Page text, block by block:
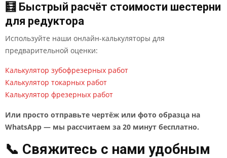
🧮 Быстрый расчёт стоимости шестерни
для редуктора
Используйте наши онлайн-калькуляторы для
предварительной оценки:
Калькулятор зубофрезерных работ
Калькулятор токарных работ
Калькулятор фрезерных работ
Или просто отправьте чертёж или фото образца на
WhatsApp — мы рассчитаем за 20 минут бесплатно.
📞 Свяжитесь с нами удобным